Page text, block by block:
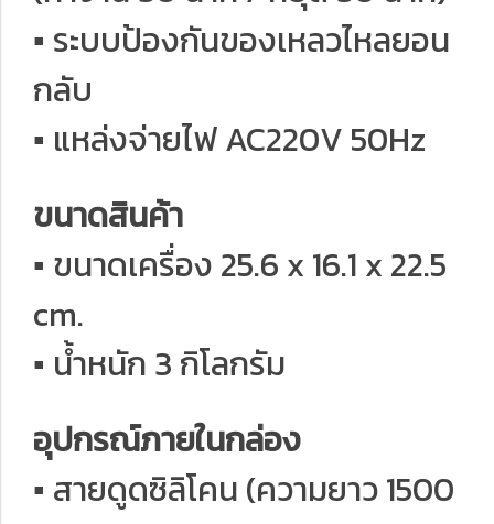
▪ ระบบป้องกันของเหลวไหลยอน
กลับ
▪ แหล่งจ่ายไฟ AC220V 50Hz
ขนาดสินค้า
▪ ขนาดเครื่อง 25.6 x 16.1 x 22.5
cm.
▪ น้ำหนัก 3 กิโลกรัม
อุปกรณ์ภายในกล่อง
▪ สายดูดซิลิโคน (ความยาว 1500